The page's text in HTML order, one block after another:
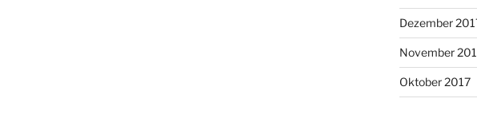
Dezember
November
Oktober 2017